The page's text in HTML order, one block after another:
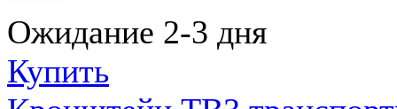
Ожидание 2-3 дня
Купить